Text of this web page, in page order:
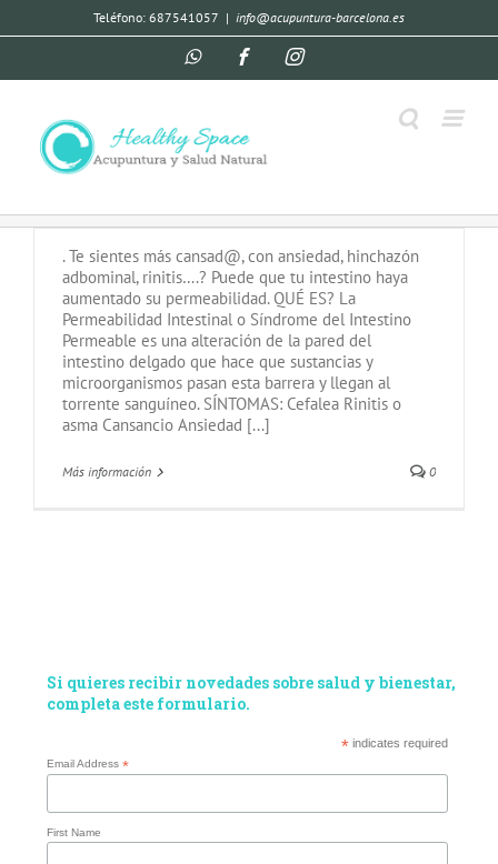
Teléfono: 687541057 | info@acupuntura-barcelona.es
PERMEABILIDAD INTESTINAL
Tradicional China
. Te sientes más cansad@, con ansiedad, hinchazón
adbominal, rinitis….? Puede que tu intestino haya
aumentado su permeabilidad. QUÉ ES? La
Permeabilidad Intestinal o Síndrome del Intestino
Permeable es una alteración de la pared del
intestino delgado que hace que sustancias y
microorganismos pasan esta barrera y llegan al
torrente sanguíneo. SÍNTOMAS: Cefalea Rinitis o
asma Cansancio Ansiedad [...]
Más información 0
Si quieres recibir novedades sobre salud y bienestar,
completa este formulario.
*indicates required
Email Address *
First Name